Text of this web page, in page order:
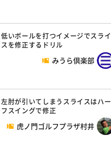
低いボールを打つイメージでスライ
スを修正するドリル
みうら倶楽部
左肘が引いてしまうスライスはハー
フスイングで修正
虎ノ門ゴルフプラザ村井